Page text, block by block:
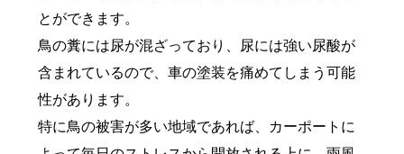
とができます。
鳥の糞には尿が混ざっており、尿には強い尿酸が
含まれているので、車の塗装を痛めてしまう可能
性があります。
特に鳥の被害が多い地域であれば、カーポートに